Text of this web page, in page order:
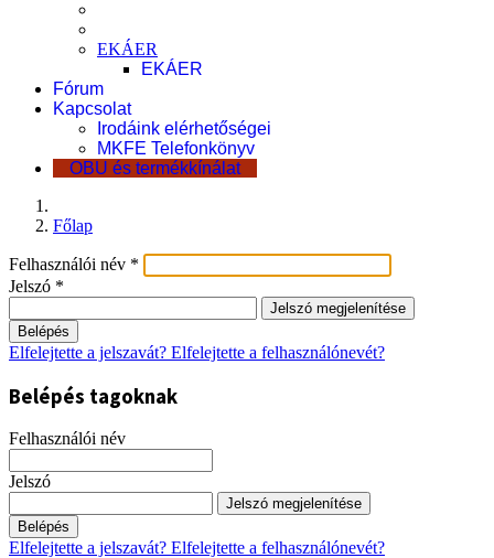
EKÁER
EKÁER
Fórum
Kapcsolat
Irodáink elérhetőségei
MKFE Telefonkönyv
OBU és termékkínálat
Főlap
Felhasználói név *
Jelszó *
Jelszó megjelenítése
Belépés
Elfelejtette a jelszavát? Elfelejtette a felhasználónevét?
Belépés tagoknak
Felhasználói név
Jelszó
Jelszó megjelenítése
Belépés
Elfelejtette a jelszavát? Elfelejtette a felhasználónevét?